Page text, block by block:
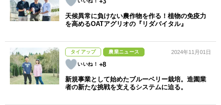
天候異常に負けない農作物を作る！植物の免疫力
を高めるOATアグリオの『リダバイタル』
タイアップ 農業ニュース
+8
2024年11月01日
新規事業として始めたブルーベリー栽培。造園業
者の新たな挑戦を支えるシステムに迫る。